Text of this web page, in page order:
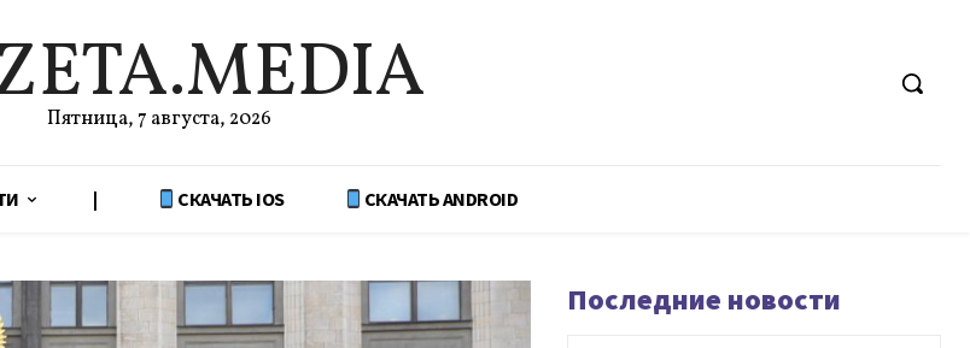
Пятница, 7 августа, 2026
| СКАЧАТЬ IOS СКАЧАТЬ ANDROID
Последние новости